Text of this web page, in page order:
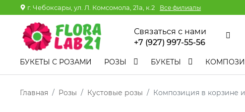
г. Чебоксары, ул. Л. Комсомола, 21а, к.2 Все филиалы
Связаться с нами
+7 (927) 997-55-56
БУКЕТЫ С РОЗАМИ РОЗЫ БУКЕТЫ
Главная Розы Кустовые розы Композиция в корзине